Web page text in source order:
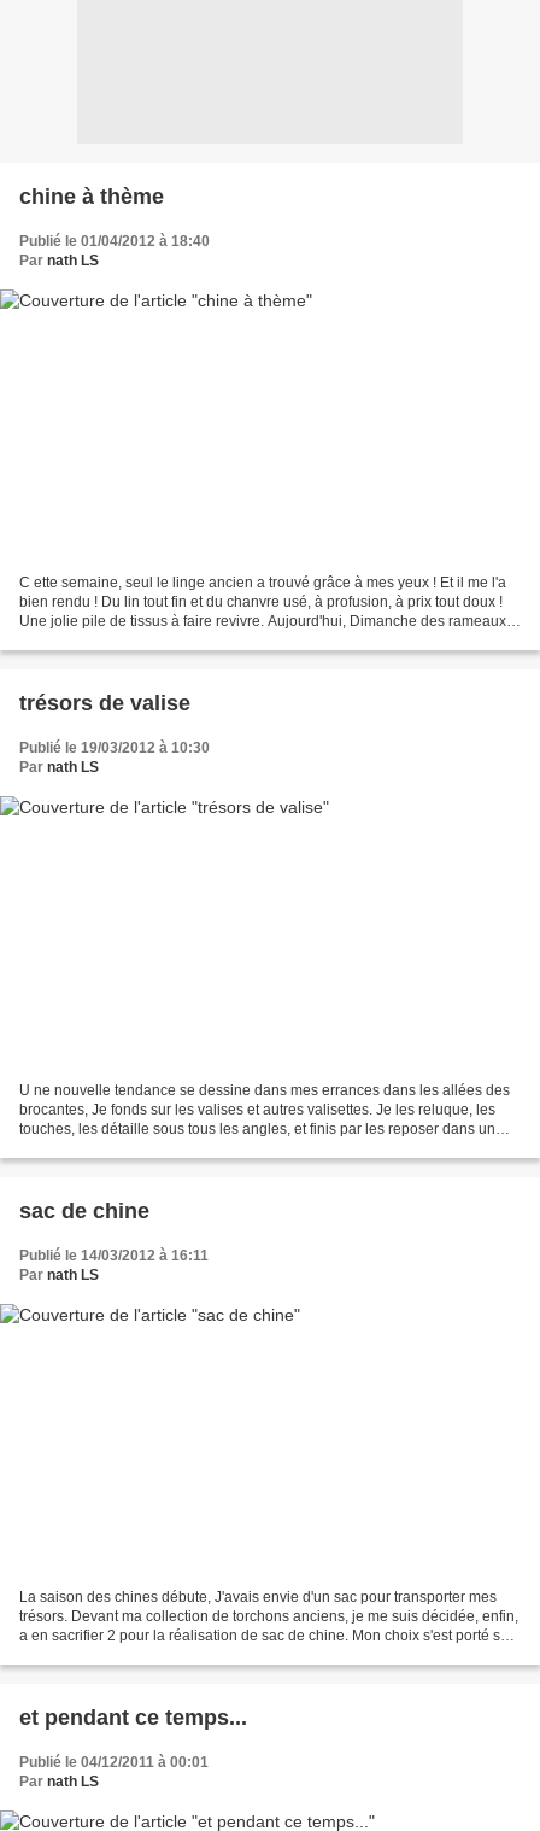
chine à thème
Publié le 01/04/2012 à 18:40
Par nath LS
C ette semaine, seul le linge ancien a trouvé grâce à mes yeux ! Et il me l'a
bien rendu ! Du lin tout fin et du chanvre usé, à profusion, à prix tout doux !
Une jolie pile de tissus à faire revivre. Aujourd'hui, Dimanche des rameaux,
trésors de valise
Publié le 19/03/2012 à 10:30
Par nath LS
U ne nouvelle tendance se dessine dans mes errances dans les allées des
brocantes, Je fonds sur les valises et autres valisettes. Je les reluque, les
touches, les détaille sous tous les angles, et finis par les reposer dans un
sac de chine
Publié le 14/03/2012 à 16:11
Par nath LS
La saison des chines débute, J'avais envie d'un sac pour transporter mes
trésors. Devant ma collection de torchons anciens, je me suis décidée, enfin,
a en sacrifier 2 pour la réalisation de sac de chine. Mon choix s'est porté sur
et pendant ce temps...
Publié le 04/12/2011 à 00:01
Par nath LS